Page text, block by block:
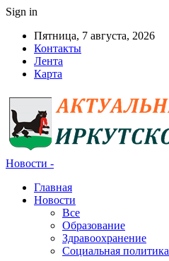
Sign in
Пятница, 7 августа, 2026
Контакты
Лента
Карта
Новости -
Главная
Новости
Все
Образование
Здравоохранение
Социальная политика